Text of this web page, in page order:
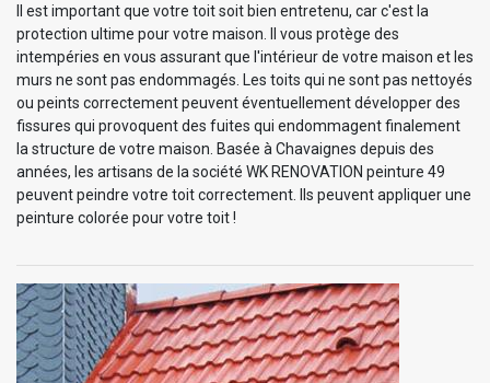
Il est important que votre toit soit bien entretenu, car c'est la
protection ultime pour votre maison. Il vous protège des
intempéries en vous assurant que l'intérieur de votre maison et les
murs ne sont pas endommagés. Les toits qui ne sont pas nettoyés
ou peints correctement peuvent éventuellement développer des
fissures qui provoquent des fuites qui endommagent finalement
la structure de votre maison. Basée à Chavaignes depuis des
années, les artisans de la société WK RENOVATION peinture 49
peuvent peindre votre toit correctement. Ils peuvent appliquer une
peinture colorée pour votre toit !